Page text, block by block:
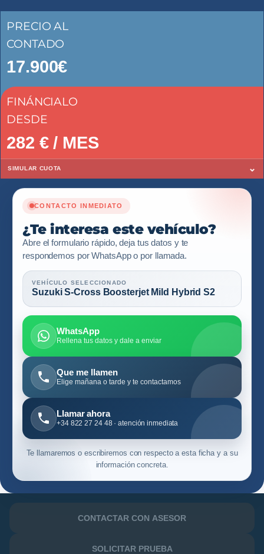
PRECIO AL
CONTADO
17.900€
FINÁNCIALO
DESDE
282 € / MES
SIMULAR CUOTA ⌄
CONTACTO INMEDIATO
¿Te interesa este vehículo?
Abre el formulario rápido, deja tus datos y te
respondemos por WhatsApp o por llamada.
VEHÍCULO SELECCIONADO
Suzuki S-Cross Boosterjet Mild Hybrid S2
WhatsApp
Rellena tus datos y dale a enviar
Que me llamen
Elige mañana o tarde y te contactamos
Llamar ahora
+34 822 27 24 48 · atención inmediata
Te llamaremos o escribiremos con respecto a esta ficha y a su
información concreta.
CONTACTAR CON ASESOR
SOLICITAR PRUEBA